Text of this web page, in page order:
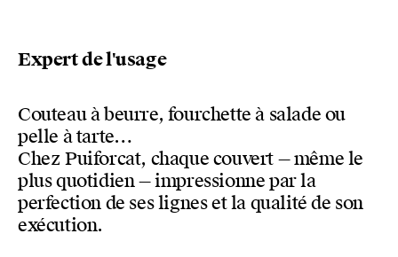
Expert de l'usage
Couteau à beurre, fourchette à salade ou
pelle à tarte…
Chez Puiforcat, chaque couvert — même le
plus quotidien — impressionne par la
perfection de ses lignes et la qualité de son
exécution.